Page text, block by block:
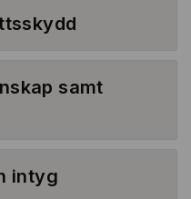
samt
intyg